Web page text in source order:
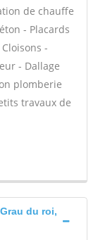
de chauffe
- Placards
-
- Dallage
plomberie
travaux de
du roi,